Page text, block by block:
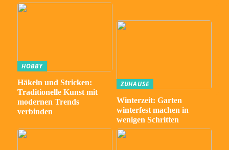
HOBBY
Häkeln und Stricken:
Traditionelle Kunst mit
modernen Trends
verbinden
ZUHAUSE
Winterzeit: Garten
winterfest machen in
wenigen Schritten